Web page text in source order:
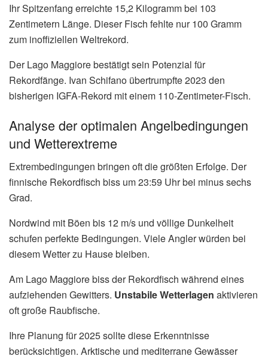
Ihr Spitzenfang erreichte 15,2 Kilogramm bei 103
Zentimetern Länge. Dieser Fisch fehlte nur 100 Gramm
zum inoffiziellen Weltrekord.
Der Lago Maggiore bestätigt sein Potenzial für
Rekordfänge. Ivan Schifano übertrumpfte 2023 den
bisherigen IGFA-Rekord mit einem 110-Zentimeter-Fisch.
Analyse der optimalen Angelbedingungen
und Wetterextreme
Extrembedingungen bringen oft die größten Erfolge. Der
finnische Rekordfisch biss um 23:59 Uhr bei minus sechs
Grad.
Nordwind mit Böen bis 12 m/s und völlige Dunkelheit
schufen perfekte Bedingungen. Viele Angler würden bei
diesem Wetter zu Hause bleiben.
Am Lago Maggiore biss der Rekordfisch während eines
aufziehenden Gewitters. Unstabile Wetterlagen aktivieren
oft große Raubfische.
Ihre Planung für 2025 sollte diese Erkenntnisse
berücksichtigen. Arktische und mediterrane Gewässer